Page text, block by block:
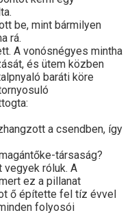
be, mint bármilyen
rá.
A vonósnégyes mintha
és ütem közben
baráti köre
a csendben, így
társaság?
vegyek róluk. A
ez a pillanat
ő építette fel tíz évvel
folyosói